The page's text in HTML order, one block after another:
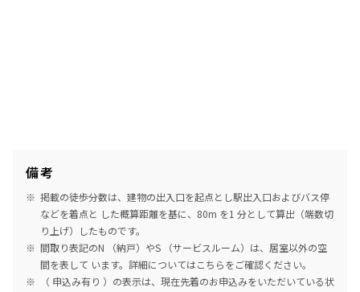
備考
掲載の徒歩分数は、建物の出入口を起点とし駅出入口およびバス停
などを着点と した概算距離を基に、80m を1 分として算出（端数切
り上げ）したものです。
間取り表記のN （納戸）やS （サービスルーム）は、居室以外の空
間を表して います。詳細についてはこちらをご確認ください。
（ 申込み有り ）の表示は、現在先着のお申込みをいただいている状